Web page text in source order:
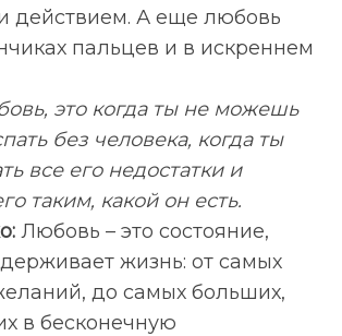
действием. А еще любовь
пальцев и в искреннем
это когда ты не можешь
без человека, когда ты
все его недостатки и
таким, какой он есть.
Любовь – это состояние,
жизнь: от самых
до самых больших,
в бесконечную